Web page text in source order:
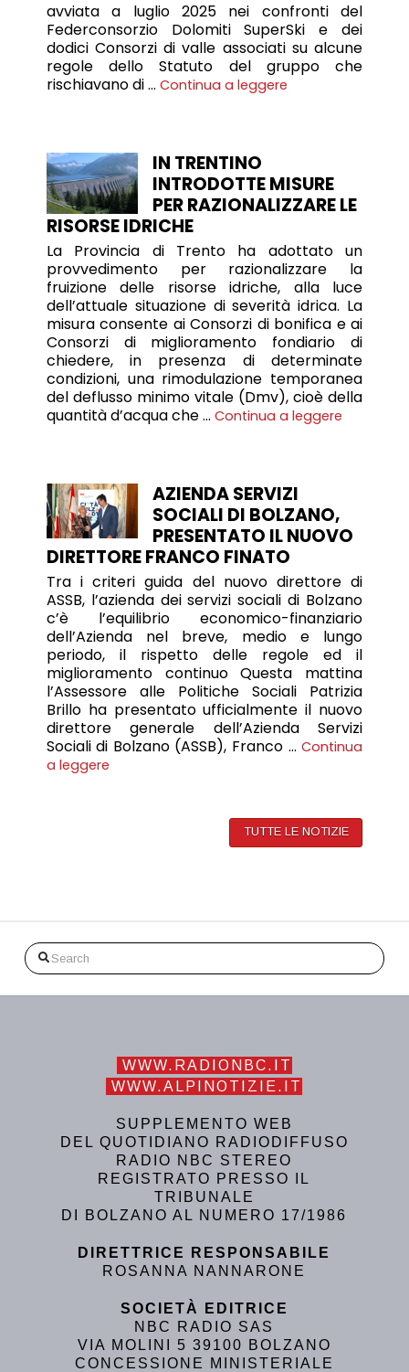
avviata a luglio 2025 nei confronti del
Federconsorzio Dolomiti SuperSki e dei
dodici Consorzi di valle associati su alcune
regole dello Statuto del gruppo che
rischiavano di … Continua a leggere
IN TRENTINO
INTRODOTTE MISURE
PER RAZIONALIZZARE LE
RISORSE IDRICHE
La Provincia di Trento ha adottato un
provvedimento per razionalizzare la
fruizione delle risorse idriche, alla luce
dell’attuale situazione di severità idrica. La
misura consente ai Consorzi di bonifica e ai
Consorzi di miglioramento fondiario di
chiedere, in presenza di determinate
condizioni, una rimodulazione temporanea
del deflusso minimo vitale (Dmv), cioè della
quantità d’acqua che … Continua a leggere
AZIENDA SERVIZI
SOCIALI DI BOLZANO,
PRESENTATO IL NUOVO
DIRETTORE FRANCO FINATO
Tra i criteri guida del nuovo direttore di
ASSB, l’azienda dei servizi sociali di Bolzano
c’è l’equilibrio economico-finanziario
dell’Azienda nel breve, medio e lungo
periodo, il rispetto delle regole ed il
miglioramento continuo Questa mattina
l’Assessore alle Politiche Sociali Patrizia
Brillo ha presentato ufficialmente il nuovo
direttore generale dell’Azienda Servizi
Sociali di Bolzano (ASSB), Franco …Continua
a leggere
TUTTE LE NOTIZIE
Search
WWW.RADIONBC.IT
WWW.ALPINOTIZIE.IT
SUPPLEMENTO WEB
DEL QUOTIDIANO RADIODIFFUSO
RADIO NBC STEREO
REGISTRATO PRESSO IL
TRIBUNALE
DI BOLZANO AL NUMERO 17/1986
DIRETTRICE RESPONSABILE
ROSANNA NANNARONE
SOCIETÀ EDITRICE
NBC RADIO SAS
VIA MOLINI 5 39100 BOLZANO
CONCESSIONE MINISTERIALE